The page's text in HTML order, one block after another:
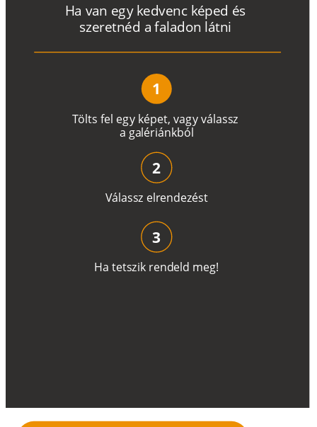
Tölts fel egy képet, vagyválassz
a galériánkból
Ha van egy kedvenc képed és
szeretnéd a faladon látni
1
Válassz elrendezést
2
Ha tetszik rendeld meg!
3